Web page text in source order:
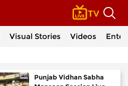
Visual Stories Videos
Punjab Vidhan Sabha